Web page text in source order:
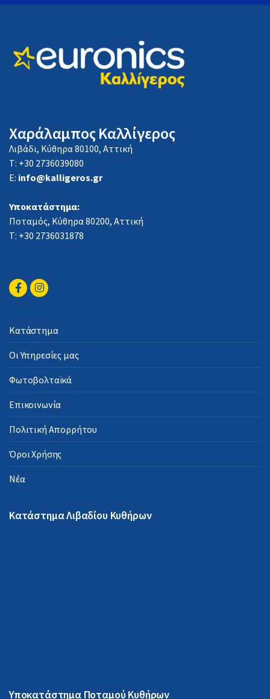
Χαράλαμπος Καλλίγερος
Λιβάδι, Κύθηρα 80100, Αττική
Τ: +30 2736039080
E: info@kalligeros.gr
Υποκατάστημα:
Ποταμός, Κύθηρα 80200, Αττική
Τ: +30 2736031878
Κατάστημα
Οι Υπηρεσίες μας
Φωτοβολταϊκά
Επικοινωνία
Πολιτική Απορρήτου
Όροι Χρήσης
Νέα
Κατάστημα Λιβαδίου Κυθήρων
Υποκατάστημα Ποταμού Κυθήρων